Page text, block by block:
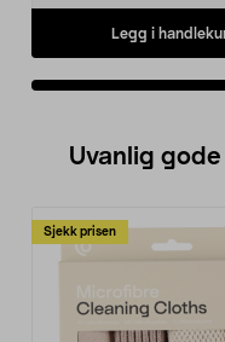
Legg i
Uvanlig
Sjekk prisen